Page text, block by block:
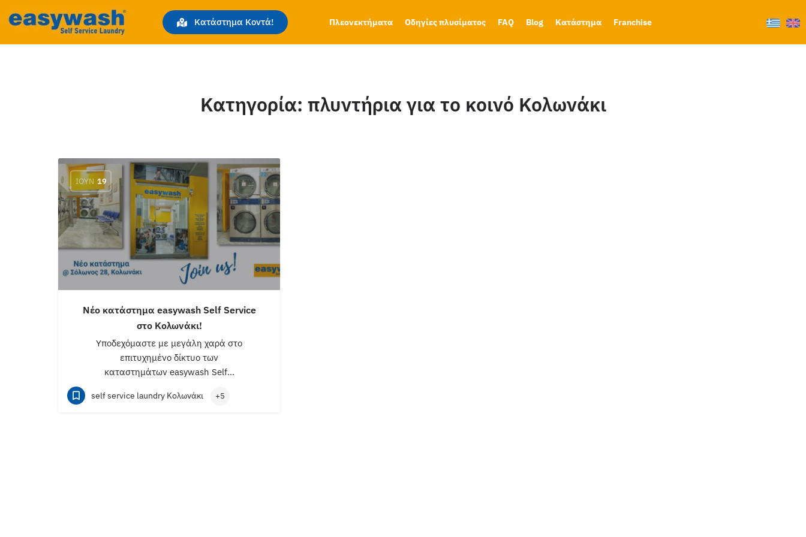
Κατάστημα Κοντά! Πλεονεκτήματα Οδηγίες πλυσίματος FAQ Blog Κατάστημα Franchise
Κατηγορία: πλυντήρια για το κοινό Κολωνάκι
ΙΟΎΝ 19
Nέο κατάστημα easywash Self Service
στο Κολωνάκι!
Υποδεχόμαστε με μεγάλη χαρά στο
επιτυχημένο δίκτυο των
καταστημάτων easywash Self…
self service laundry Κολωνάκι +5